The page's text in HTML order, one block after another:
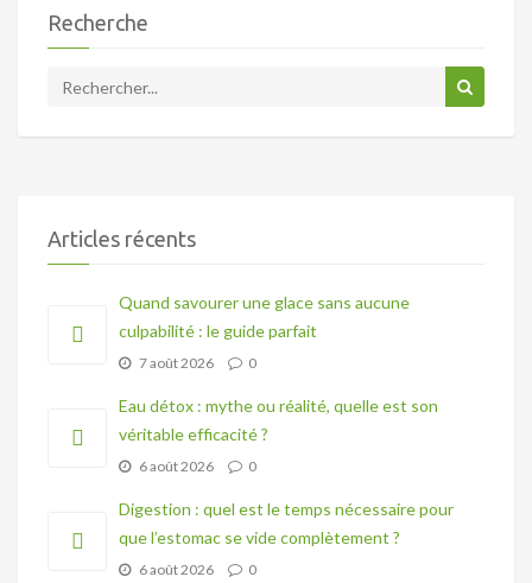
Recherche
Articles récents
Quand savourer une glace sans aucune
culpabilité : le guide parfait
7 août 2026 0
Eau détox : mythe ou réalité, quelle est son
véritable efficacité ?
6 août 2026 0
Digestion : quel est le temps nécessaire pour
que l’estomac se vide complètement ?
6 août 2026 0